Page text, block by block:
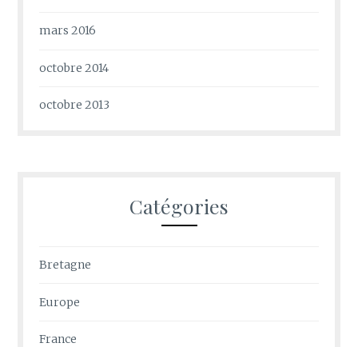
mars 2016
octobre 2014
octobre 2013
Catégories
Bretagne
Europe
France